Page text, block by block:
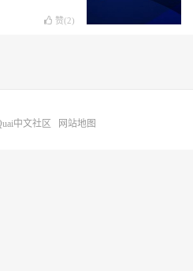
赞(2)
中文社区 网站地图